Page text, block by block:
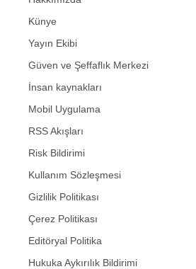
Künye
Yayın Ekibi
Güven ve Şeffaflık Merkezi
İnsan kaynakları
Mobil Uygulama
RSS Akışları
Risk Bildirimi
Kullanım Sözleşmesi
Gizlilik Politikası
Çerez Politikası
Editöryal Politika
Hukuka Aykırılık Bildirimi